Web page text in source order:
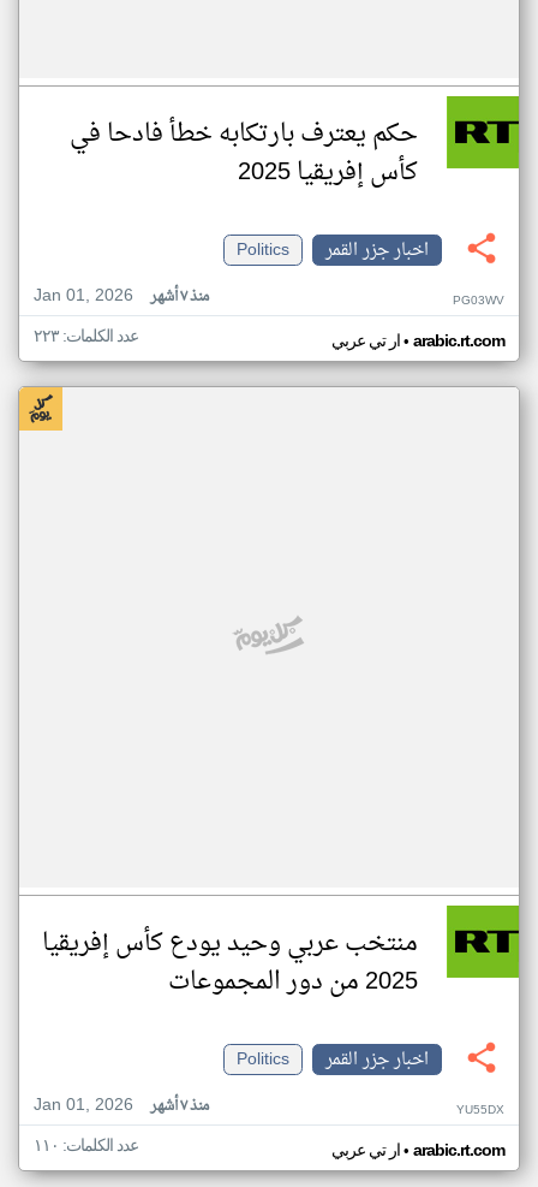
حكم يعترف بارتكابه خطأ فادحا في
كأس إفريقيا 2025
اخبار جزر القمر
Politics
Jan 01, 2026
منذ ٧ أشهر PG03WV
ار تي عربي• arabic.rt.com عدد الكلمات: ٢٢٣
منتخب عربي وحيد يودع كأس إفريقيا
2025 من دور المجموعات
اخبار جزر القمر
Politics
Jan 01, 2026
منذ ٧ أشهر YU55DX
ار تي عربي• arabic.rt.com عدد الكلمات: ١١٠